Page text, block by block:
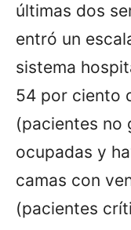
últimas dos
entró un
sistema
54 por ciento
(pacientes no
ocupadas y
camas con
(pacientes